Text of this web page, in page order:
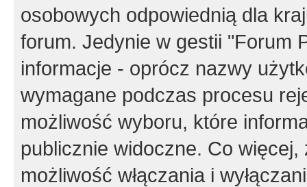
osobowych odpowiednią dla
forum. Jedynie w gestii "Forum
informacje - oprócz nazwy
wymagane podczas procesu
możliwość wyboru, które
publicznie widoczne. Co
możliwość włączania i